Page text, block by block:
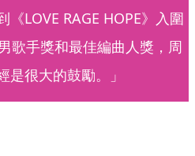
LOVE RAGE HOPE》入圍
歌手獎和最佳編曲人獎，周
是很大的鼓勵。」